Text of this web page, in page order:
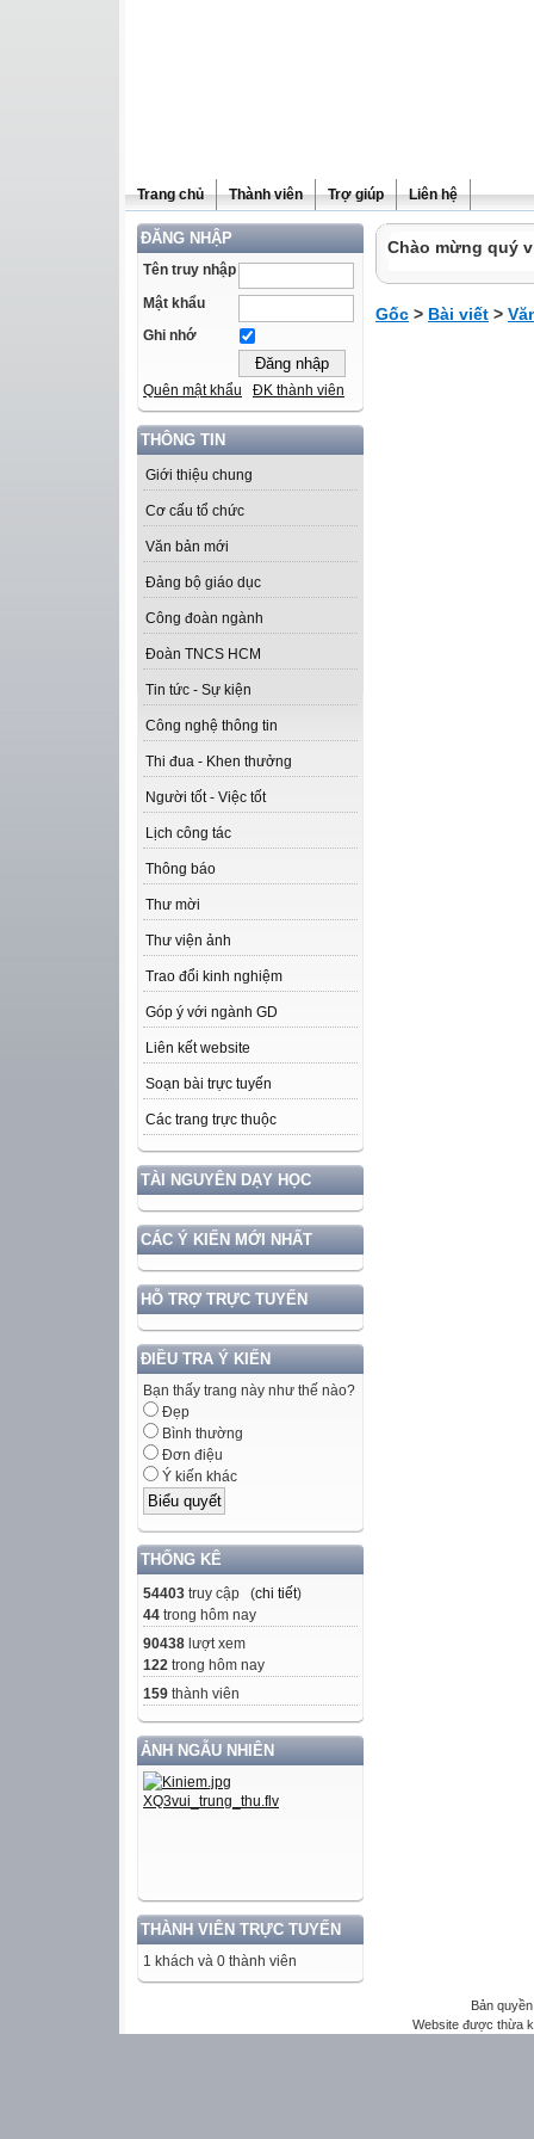
Trang chủ Thành viên Trợ giúp Liên hệ
ĐĂNG NHẬP
Tên truy nhập
Mật khẩu
Ghi nhớ
Quên mật khẩu ĐK thành viên
THÔNG TIN
Giới thiệu chung
Cơ cấu tổ chức
Văn bản mới
Đảng bộ giáo dục
Công đoàn ngành
Đoàn TNCS HCM
Tin tức - Sự kiện
Công nghệ thông tin
Thi đua - Khen thưởng
Người tốt - Việc tốt
Lịch công tác
Thông báo
Thư mời
Thư viện ảnh
Trao đổi kinh nghiệm
Góp ý với ngành GD
Liên kết website
Soạn bài trực tuyến
Các trang trực thuộc
TÀI NGUYÊN DẠY HỌC
CÁC Ý KIẾN MỚI NHẤT
HỖ TRỢ TRỰC TUYẾN
ĐIỀU TRA Ý KIẾN
Bạn thấy trang này như thế nào?
Đẹp
Bình thường
Đơn điệu
Ý kiến khác
THỐNG KÊ
54403 truy cập (chi tiết)
44 trong hôm nay
90438 lượt xem
122 trong hôm nay
159 thành viên
ẢNH NGẪU NHIÊN
THÀNH VIÊN TRỰC TUYẾN
1 khách và 0 thành viên
Chào mừng quý
Gốc > Bài viết >
Bản
Website được thừa